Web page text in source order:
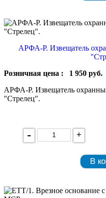
АРФА-Р. Извещатель
Розничная цена : 1 950 руб.
АРФА-Р. Извещатель
"Стрелец".
- +
В